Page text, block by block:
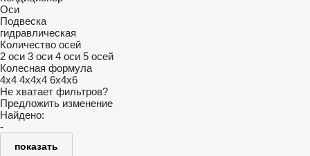
Оси
Подвеска
гидравлическая
Количество осей
2 оси 3 оси 4 оси 5 осей
Колесная формула
4x4 4x4x4 6x4x6
Не хватает фильтров?
Предложить изменение
Найдено:
-
показать